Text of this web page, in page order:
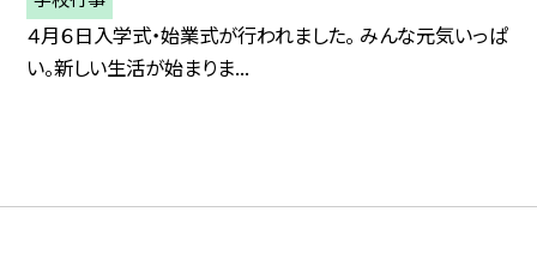
４月６日入学式・始業式が行われました。 みんな元気いっぱ
い。新しい生活が始まりま...